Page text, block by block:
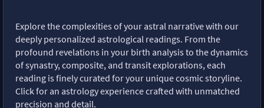
Explore the complexities of your astral narrative with our
deeply personalized astrological readings. From the
profound revelations in your birth analysis to the dynamics
of synastry, composite, and transit explorations, each
reading is finely curated for your unique cosmic storyline.
Click for an astrology experience crafted with unmatched
precision and detail.